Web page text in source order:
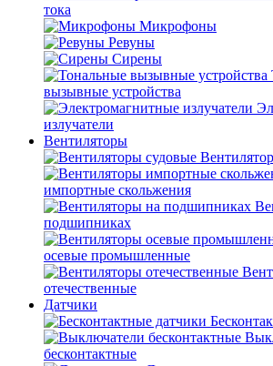
тока
Микрофоны
Ревуны
Сирены
вызывные устройства
излучатели
Вентиляторы
импортные скольжения
подшипниках
осевые промышленные
отечественные
Датчики
бесконтактные